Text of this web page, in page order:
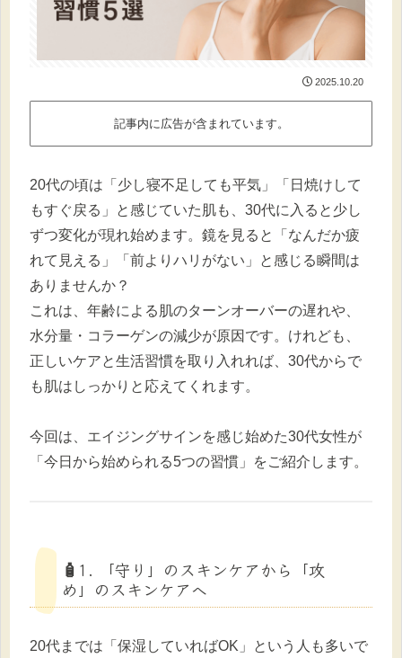
2025.10.20
記事内に広告が含まれています。
20代の頃は「少し寝不足しても平気」「日焼けして
もすぐ戻る」と感じていた肌も、30代に入ると少し
ずつ変化が現れ始めます。鏡を見ると「なんだか疲
れて見える」「前よりハリがない」と感じる瞬間は
ありませんか？
これは、年齢による肌のターンオーバーの遅れや、
水分量・コラーゲンの減少が原因です。けれども、
正しいケアと生活習慣を取り入れれば、30代からで
も肌はしっかりと応えてくれます。
今回は、エイジングサインを感じ始めた30代女性が
「今日から始められる5つの習慣」をご紹介します。
🧴1. 「守り」のスキンケアから「攻
め」のスキンケアへ
20代までは「保湿していればOK」という人も多いで